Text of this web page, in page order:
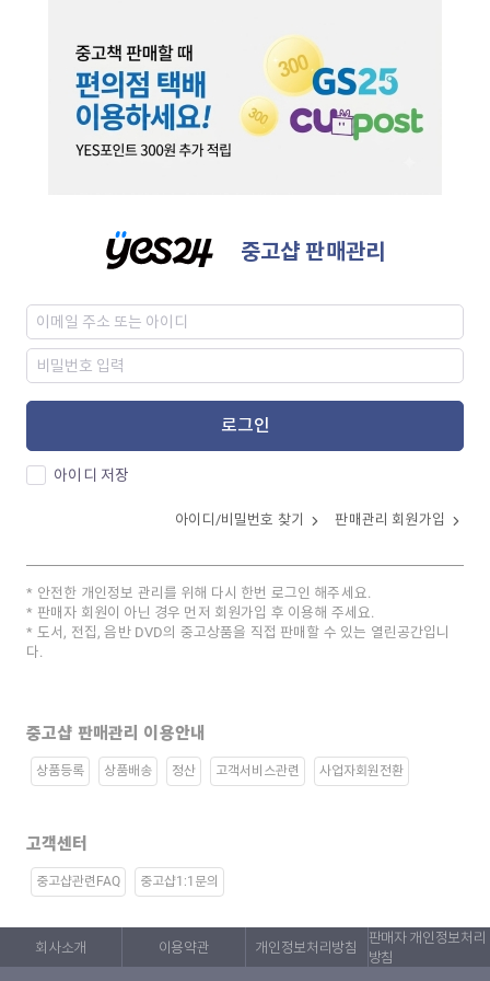
중고샵 판매관리
로그인
아이디 저장
아이디/비밀번호 찾기 판매관리 회원가입
안전한 개인정보 관리를 위해 다시 한번 로그인 해주세요.
판매자 회원이 아닌 경우 먼저 회원가입 후 이용해 주세요.
도서, 전집, 음반 DVD의 중고상품을 직접 판매할 수 있는 열린공간입니
다.
중고샵 판매관리 이용안내
상품등록 상품배송 정산 고객서비스관련 사업자회원전환
고객센터
중고샵관련FAQ 중고샵1:1문의
회사소개 이용약관 개인정보처리방침
판매자 개인정보처리
방침